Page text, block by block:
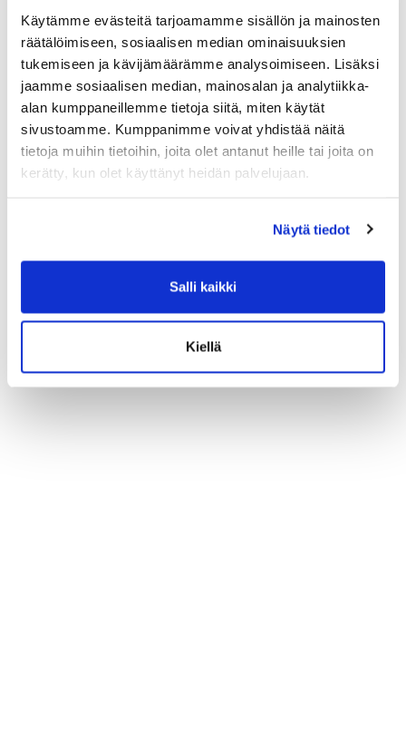
Käytämme evästeitä tarjoamamme sisällön ja mainosten
räätälöimiseen, sosiaalisen median ominaisuuksien
tukemiseen ja kävijämäärämme analysoimiseen. Lisäksi
jaamme sosiaalisen median, mainosalan ja analytiikka-
alan kumppaneillemme tietoja siitä, miten käytät
sivustoamme. Kumppanimme voivat yhdistää näitä
tietoja muihin tietoihin, joita olet antanut heille tai joita on
kerätty, kun olet käyttänyt heidän palvelujaan.
Näytä tiedot
Salli kaikki
Kiellä
Tuoreimmat uutiset
03.08. Syke X - Functional Fitness -pienryhmä
30.06. Jatketaanko Aqua-Sykettä syksyllä?
16.06. 💦 Hiki kuuluu treeniin – ei laitteisiin
16.06.
Ryhmäliikuntasalin lattia uudistuu 2.–
4.7.2026